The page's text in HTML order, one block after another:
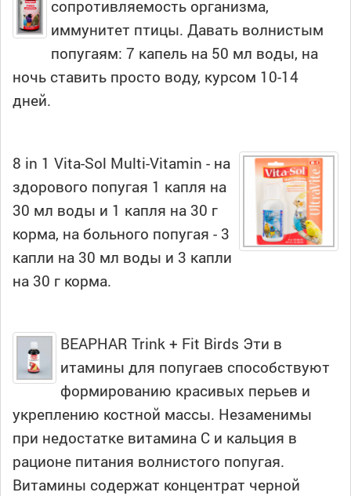
сопротивляемость организма,
иммунитет птицы. Давать волнистым
попугаям: 7 капель на 50 мл воды, на
ночь ставить просто воду, курсом 10-14
дней.
8 in 1 Vita-Sol Multi-Vitamin - на
здорового попугая 1 капля на
30 мл воды и 1 капля на 30 г
корма, на больного попугая - 3
капли на 30 мл воды и 3 капли
на 30 г корма.
BEAPHAR Trink + Fit Birds Эти в
итамины для попугаев способствуют
формированию красивых перьев и
укреплению костной массы. Незаменимы
при недостатке витамина С и кальция в
рационе питания волнистого попугая.
Витамины содержат концентрат черной